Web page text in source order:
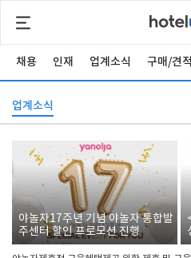
채용 인재 업계소식 구매/견적
업계소식
야놀자17주년 기념 야놀자 통합발
주센터 할인 프로모션 진행